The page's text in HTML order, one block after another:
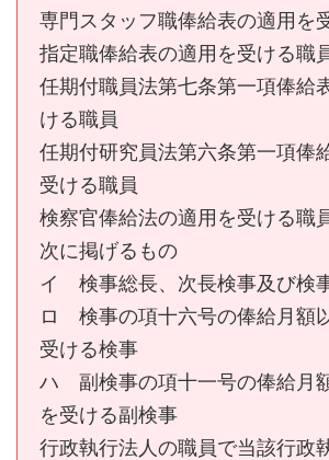
専門スタッフ職俸給表の適用を
指定職俸給表の適用を受ける職
任期付職員法第七条第一項俸給
ける職員
任期付研究員法第六条第一項俸
受ける職員
検察官俸給法の適用を受ける職
次に掲げるもの
イ 検事総長、次長検事及び検
ロ 検事の項十六号の俸給月額
受ける検事
ハ 副検事の項十一号の俸給月
を受ける副検事
行政執行法人の職員で当該行政